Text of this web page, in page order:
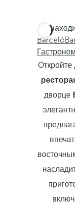
Вы
Barceló
Откройте
дворце